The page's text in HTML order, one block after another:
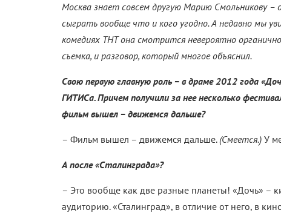
Москва знает совсем другую Марию Смольникову
сыграть вообще что и кого угодно. А недавно мы
комедиях ТНТ она смотрится невероятно
съемка, и разговор, который многое объяснил.
Свою первую главную роль – в драме 2012 года
ГИТИСа. Причем получили за нее несколько
фильм вышел – движемся дальше?
– Фильм вышел – движемся дальше.(Смеется.) У
А после «Сталинграда»?
– Это вообще как две разные планеты! «Дочь»
аудиторию. «Сталинград», в отличие от него, в